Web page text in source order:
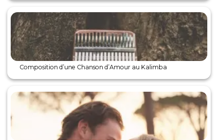
Composition d’une Chanson d’Amour au Kalimba